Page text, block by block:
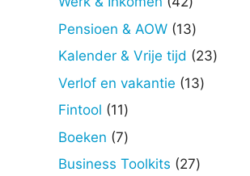
producten
Pensioen & AOW 1313
producten
Kalender & Vrije tijd 2323
Verlof en vakantie 1313
Fintool 1111
producten
Boeken 77
producten
Business Toolkits 2727